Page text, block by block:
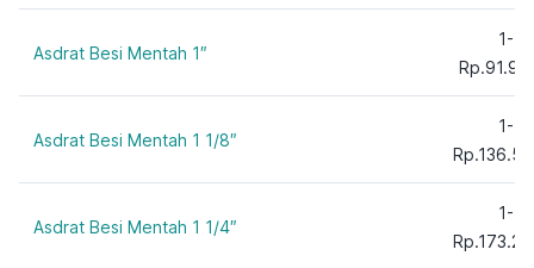
Asdrat Besi Mentah 1″
1-5
Asdrat Besi Mentah 1 1/8″
1-5
Asdrat Besi Mentah 1 1/4″
1-5